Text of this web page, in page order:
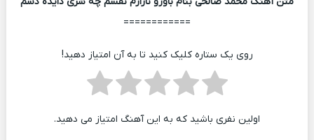
============
روی یک ستاره کلیک کنید تا به آن امتیاز دهید!
اولین نفری باشید که به این آهنگ امتیاز می دهید.